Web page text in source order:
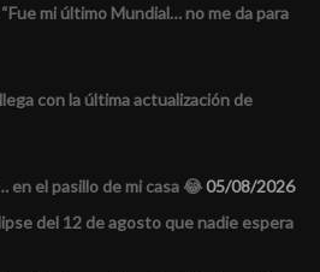
mi último Mundial… no me da para
con la última actualización de
el pasillo de mi casa 😂05/08/2026
del 12 de agosto que nadie espera